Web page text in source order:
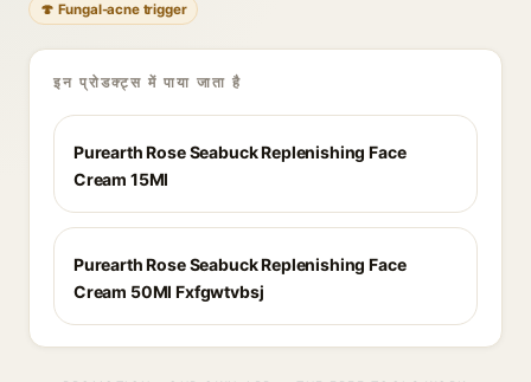
🍄 Fungal-acne trigger
इन प्रोडक्ट्स में पाया जाता है
Purearth Rose Seabuck Replenishing Face
Cream 15Ml
Purearth Rose Seabuck Replenishing Face
Cream 50Ml Fxfgwtvbsj